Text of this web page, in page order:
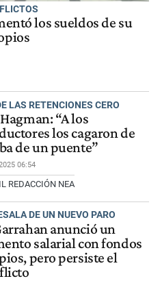
los sueldos de su
LAS RETENCIONES CERO
“A los
los cagaron de
de un puente”
06:54
REDACCIÓN NEA
DE UN NUEVO PARO
anunció un
salarial con fondos
pero persiste el